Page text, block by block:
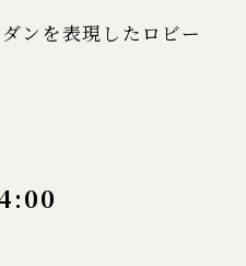
ンを表現したロビー